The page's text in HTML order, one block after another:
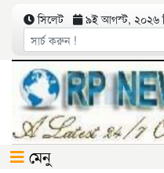
সিলেট ৯ই আগস্ট, ২০২৬
মেনু